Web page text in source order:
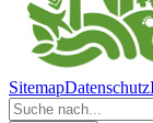
SitemapDatenschutz